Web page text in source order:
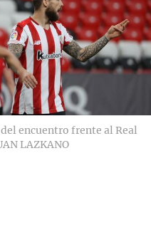
encuentro frente al Real
LAZKANO